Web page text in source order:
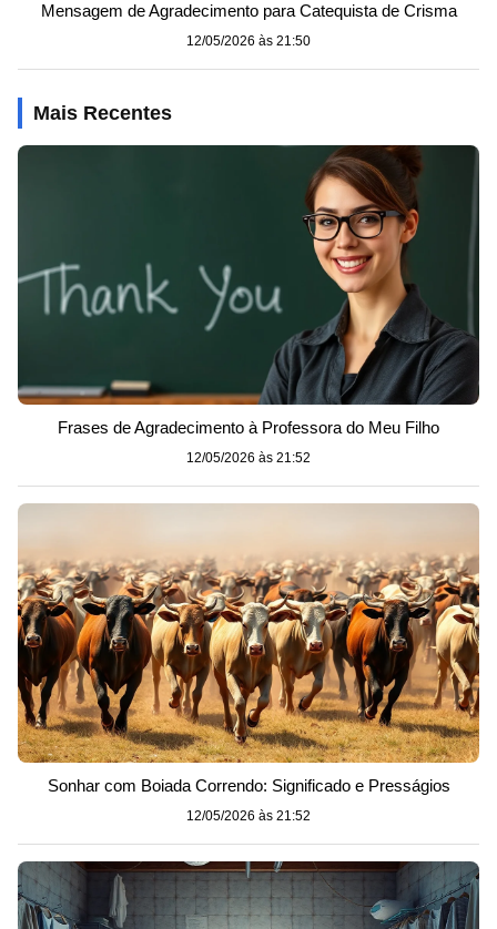
Mensagem de Agradecimento para Catequista de Crisma
12/05/2026 às 21:50
Mais Recentes
Frases de Agradecimento à Professora do Meu Filho
12/05/2026 às 21:52
Sonhar com Boiada Correndo: Significado e Presságios
12/05/2026 às 21:52